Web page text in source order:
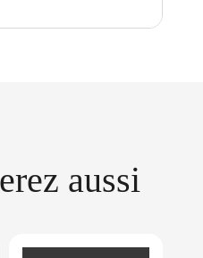
aussi